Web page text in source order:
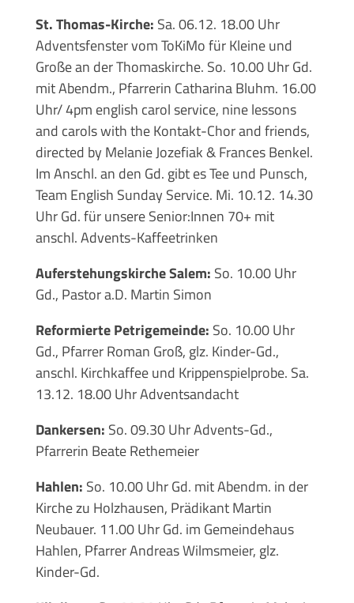
St. Thomas-Kirche: Sa. 06.12. 18.00 Uhr
Adventsfenster vom ToKiMo für Kleine und
Große an der Thomaskirche. So. 10.00 Uhr Gd.
mit Abendm., Pfarrerin Catharina Bluhm. 16.00
Uhr/ 4pm english carol service, nine lessons
and carols with the Kontakt-Chor and friends,
directed by Melanie Jozefiak & Frances Benkel.
Im Anschl. an den Gd. gibt es Tee und Punsch,
Team English Sunday Service. Mi. 10.12. 14.30
Uhr Gd. für unsere Senior:Innen 70+ mit
anschl. Advents-Kaffeetrinken
Auferstehungskirche Salem: So. 10.00 Uhr
Gd., Pastor a.D. Martin Simon
Reformierte Petrigemeinde: So. 10.00 Uhr
Gd., Pfarrer Roman Groß, glz. Kinder-Gd.,
anschl. Kirchkaffee und Krippenspielprobe. Sa.
13.12. 18.00 Uhr Adventsandacht
Dankersen: So. 09.30 Uhr Advents-Gd.,
Pfarrerin Beate Rethemeier
Hahlen: So. 10.00 Uhr Gd. mit Abendm. in der
Kirche zu Holzhausen, Prädikant Martin
Neubauer. 11.00 Uhr Gd. im Gemeindehaus
Hahlen, Pfarrer Andreas Wilmsmeier, glz.
Kinder-Gd.